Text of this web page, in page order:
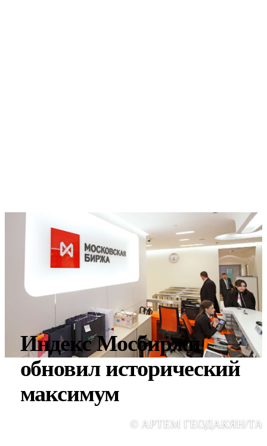
Индекс Мосбиржи
обновил исторический
максимум
© АРТЕМ ГЕОДАКЯН/